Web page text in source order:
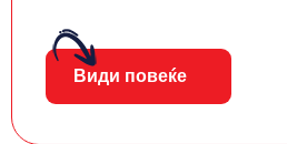
Види повеќе